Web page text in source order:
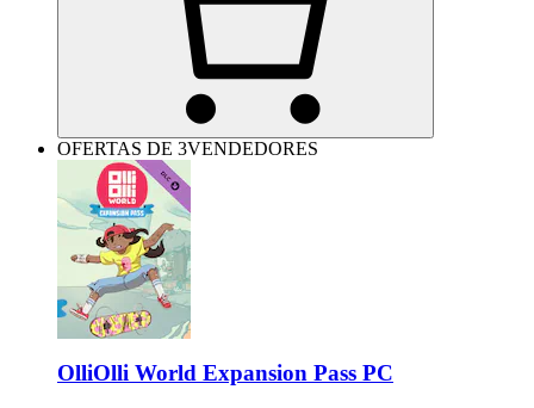
OFERTAS DE 3VENDEDORES
OlliOlli World Expansion Pass PC